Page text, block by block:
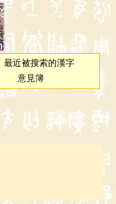
最近被搜索的漢字
意見簿